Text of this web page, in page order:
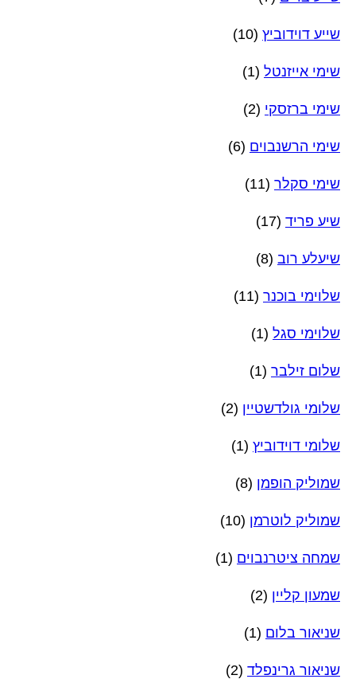
שייע דוידוביץ (10)
שימי אייזנטל (1)
שימי ברזסקי (2)
שימי הרשנבוים (6)
שימי סקלר (11)
שיע פריד (17)
שיעלע רוב (8)
שלוימי בוכנר (11)
שלוימי סגל (1)
שלום זילבר (1)
שלומי גולדשטיין (2)
שלומי דוידוביץ (1)
שמוליק הופמן (8)
שמוליק לוטרמן (10)
שמחה ציטרנבוים (1)
שמעון קליין (2)
שניאור בלום (1)
שניאור גרינפלד (2)